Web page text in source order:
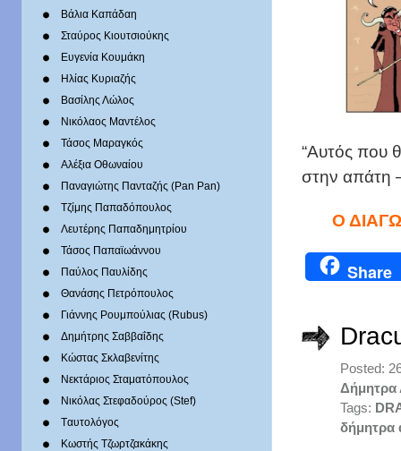
Βάλια Καπάδαη
Σταύρος Κιουτσιούκης
Ευγενία Κουμάκη
Ηλίας Κυριαζής
Βασίλης Λώλος
Νικόλαος Μαντέλος
Τάσος Μαραγκός
Αλέξια Οθωναίου
Παναγιώτης Πανταζής (Pan Pan)
Τζίμης Παπαδόπουλος
Λευτέρης Παπαδημητρίου
Τάσος Παπαϊωάννου
Παύλος Παυλίδης
Θανάσης Πετρόπουλος
Γιάννης Ρουμπούλιας (Rubus)
Δημήτρης Σαββαΐδης
Κώστας Σκλαβενίτης
Νεκτάριος Σταματόπουλος
Νικόλας Στεφαδούρος (Stef)
Tαυτολόγος
Κωστής Τζωρτζακάκης
“Αυτός που
στην απάτη
Ο
Share
Posted:
Δήμητρα
Tags:
δήμητρα